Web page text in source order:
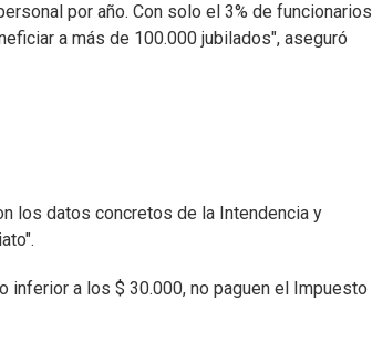
por año. Con solo el 3% de funcionarios
a más de 100.000 jubilados", aseguró
los datos concretos de la Intendencia y
a los $ 30.000, no paguen el Impuesto